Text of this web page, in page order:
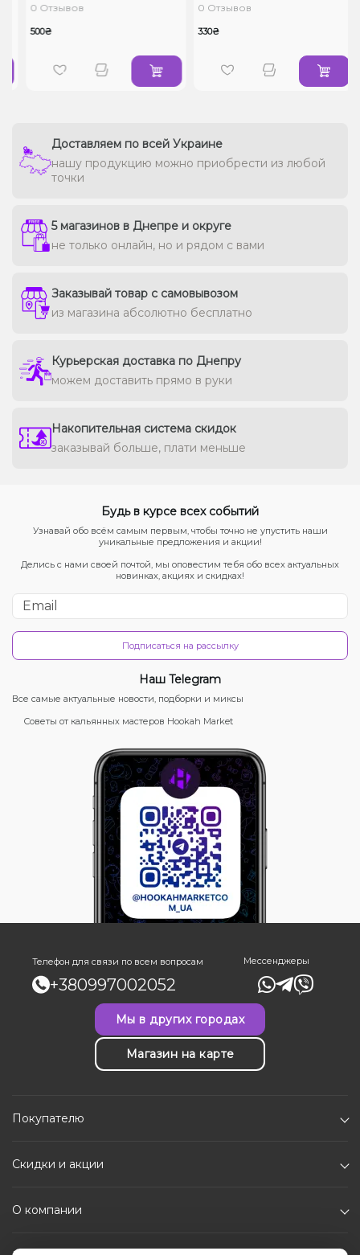
0 Отзывов
500₴
0 Отзывов
330₴
Доставляем по всей Украине
нашу продукцию можно приобрести из любой
точки
5 магазинов в Днепре и округе
не только онлайн, но и рядом с вами
Заказывай товар с самовывозом
из магазина абсолютно бесплатно
Курьерская доставка по Днепру
можем доставить прямо в руки
Накопительная система скидок
заказывай больше, плати меньше
Будь в курсе всех событий
Узнавай обо всём самым первым, чтобы точно не упустить наши
уникальные предложения и акции!
Делись с нами своей почтой, мы оповестим тебя обо всех актуальных
новинках, акциях и скидках!
Подписаться на рассылку
Наш Telegram
Все самые актуальные новости, подборки и миксы
Советы от кальянных мастеров Hookah Market
Телефон для связи по всем вопросам
+380997002052
Мессенджеры
Мы в других городах
Магазин на карте
Покупателю
Скидки и акции
О компании